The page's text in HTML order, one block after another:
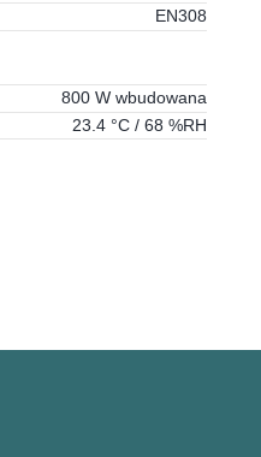
EN308
800 W wbudowana
23.4 °C / 68 %RH